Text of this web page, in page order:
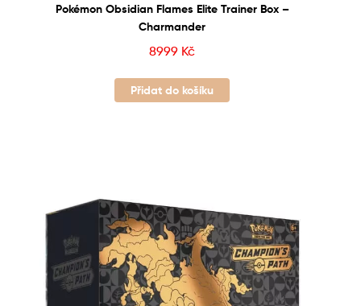
Pokémon Obsidian Flames Elite Trainer Box –
Charmander
8999 Kč
Přidat do košíku